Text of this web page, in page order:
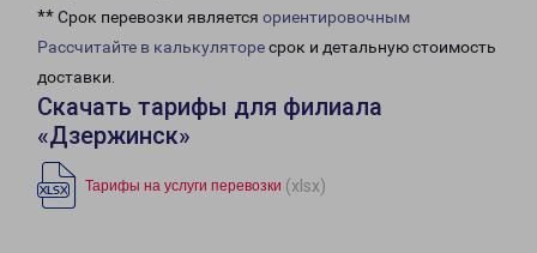
** Срок перевозки является ориентировочным
Рассчитайте в калькуляторесрок и детальную стоимость
доставки.
Скачать тарифы для филиала
«Дзержинск»
Тарифы на услуги перевозки (xlsx)